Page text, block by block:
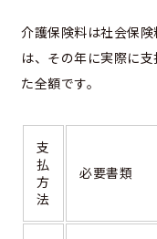
介護保険料は社会保
は、その年に実際に
た全額です。
支
払
方
法
必要書類